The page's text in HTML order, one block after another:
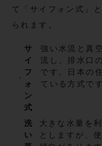
て「サイフォン式」
られます。
サ
イ
フ
ォ
ン
式
強い水流と真
流し、排水口
です。日本の
ている方式です
洗
い
大きな水量を
としますが、